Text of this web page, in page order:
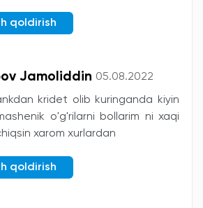
qoldirish
Jamoliddin 05.08.2022
kridet olib kuringanda kiyin
o'g'rilarni bollarim ni xaqi
xarom xurlardan
qoldirish